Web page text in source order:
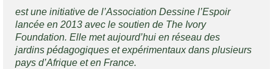
est une initiative de l’Association Dessine l’Espoir
lancée en 2013 avec le soutien de The Ivory
Foundation. Elle met aujourd’hui en réseau des
jardins pédagogiques et expérimentaux dans plusieurs
pays d’Afrique et en France.